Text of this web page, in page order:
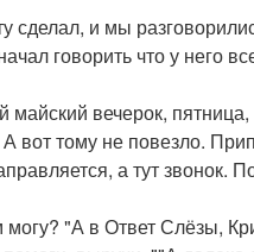
сделал, и мы
говорить что у него
вечерок,
вот тому не повезло.
а тут звонок.
"А в Ответ Слёзы,